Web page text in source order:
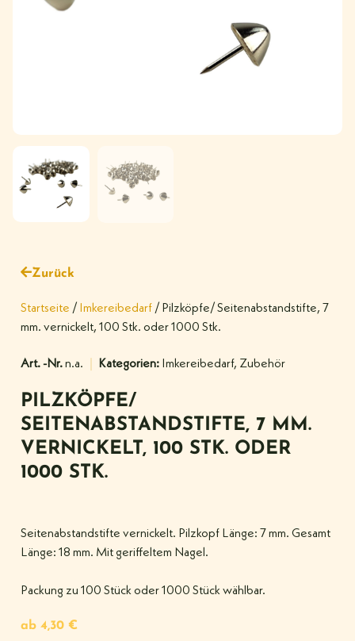
Zurück
Startseite / Imkereibedarf / Pilzköpfe/ Seitenabstandstifte, 7
mm. vernickelt, 100 Stk. oder 1000 Stk.
Art. -Nr.n.a. Kategorien: Imkereibedarf, Zubehör
PILZKÖPFE/
SEITENABSTANDSTIFTE, 7 MM.
VERNICKELT, 100 STK. ODER
1000 STK.
Seitenabstandstifte vernickelt. Pilzkopf Länge: 7 mm. Gesamt
Länge: 18 mm. Mit geriffeltem Nagel.
Packung zu 100 Stück oder 1000 Stück wählbar.
ab 4,30 €